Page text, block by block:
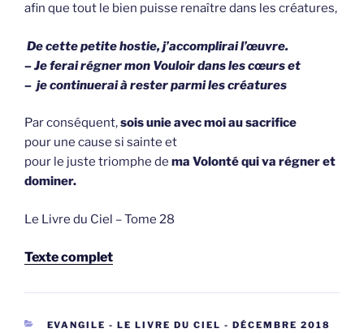
afin que tout le bien puisse renaître dans les créatures,
De cette petite hostie, j’accomplirai l’œuvre.
– Je ferai régner mon Vouloir dans les cœurs et
– je continuerai à rester parmi les créatures
Par conséquent,sois unie avec moi au sacrifice
pour une cause si sainte et
pour le juste triomphe de ma Volonté qui va régner et
dominer.
Le Livre du Ciel – Tome 28
Texte complet
CATEGORIEËN
EVANGILE - LE LIVRE DU CIEL - DÉCEMBRE 2018